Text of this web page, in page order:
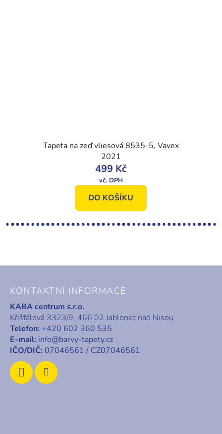
Tapeta na zeď vliesová 8535-5, Vavex
2021
499 Kč
DO KOŠÍKU
KONTAKTNÍ INFORMACE
KABA centrum s.r.o.
Křišťálová 3323/9, 466 02 Jablonec nad Nisou
Telefon: +420 602 360 535
E-mail: info@barvy-tapety.cz
IČO/DIČ: 07046561 / CZ07046561